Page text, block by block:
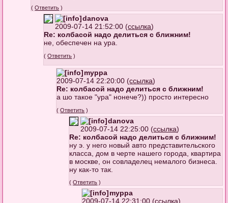
(Ответить )
danova
2009-07-14 21:52:00 (ссылка)
Re: колбасой надо делиться с ближним!
не, обеспечен на ура.
(Ответить )
myppa
2009-07-14 22:20:00 (ссылка)
Re: колбасой надо делиться с ближним!
а шо такое "ура" нонече?)) просто интересно
(Ответить )
danova
2009-07-14 22:25:00 (ссылка)
Re: колбасой надо делиться с ближним!
ну э. у него новый авто представительского
класса, дом в черте нашего города, квартира
в москве, он совладелец немалого бизнеса.
ну как-то так.
(Ответить )
myppa
2009-07-14 22:31:00 (ссылка)